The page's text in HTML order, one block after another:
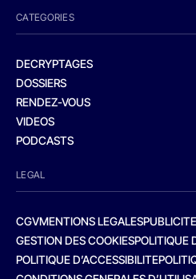
CATEGORIES
DECRYPTAGES
DOSSIERS
RENDEZ-VOUS
VIDEOS
PODCASTS
LEGAL
CGVMENTIONS LEGALES
GESTION DES COOKIESPOLITIQUE
POLITIQUE D’ACCESSIBILITE